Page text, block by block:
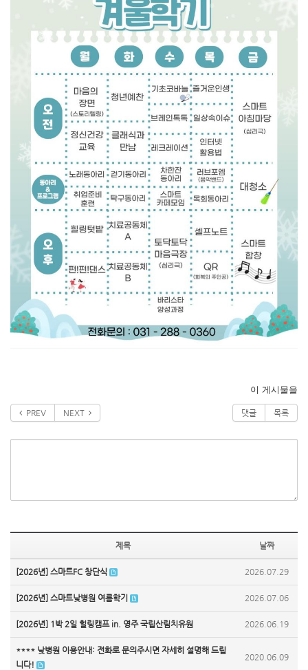
이 게시물을
PREV NEXT 댓글 목록
제목 날짜
[2026년] 스마트FC 창단식 2026.07.29
[2026년] 스마트낮병원 여름학기 2026.07.06
[2026년] 1박 2일 힐링캠프 in. 영주 국립산림치유원 2026.06.19
**** 낮병원 이용안내: 전화로 문의주시면 자세히 설명해 드립
니다!
2020.06.09